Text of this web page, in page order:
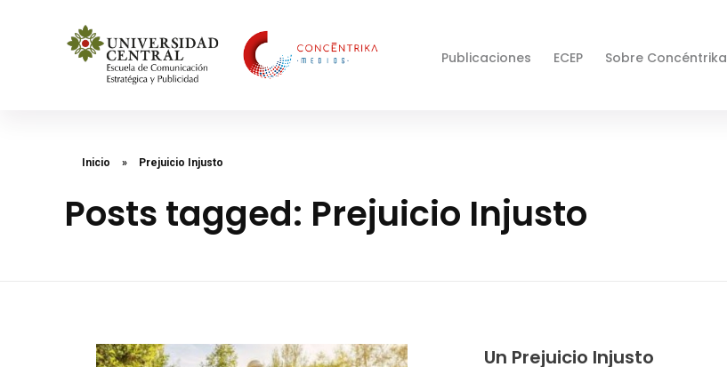
Publicaciones ECEP Sobre Concéntrika
Inicio » Prejuicio Injusto
Posts tagged: Prejuicio Injusto
Un Prejuicio Injusto